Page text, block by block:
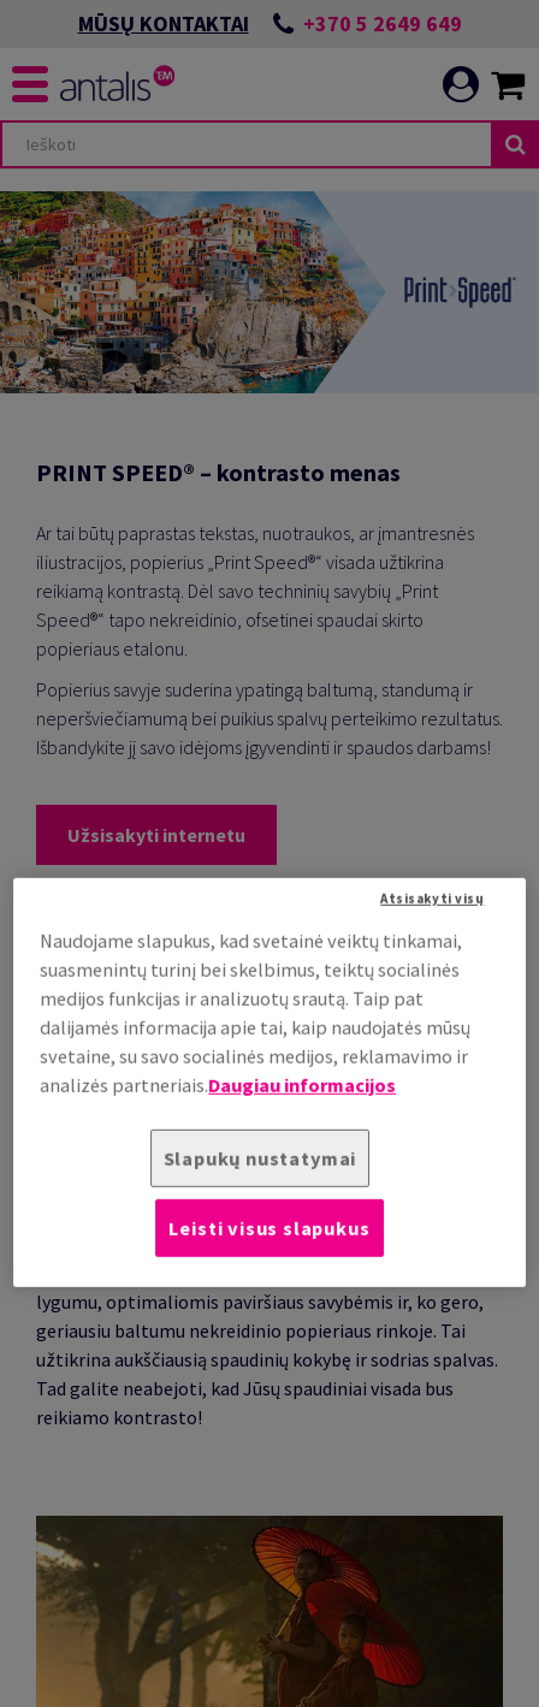
MŪSŲ KONTAKTAI +370 5 2649 649
PRINT SPEED® – kontrasto menas
Ar tai būtų paprastas tekstas, nuotraukos, ar įmantresnės
iliustracijos, popierius „Print Speed®“ visada užtikrina
reikiamą kontrastą. Dėl savo techninių savybių „Print
Speed®“ tapo nekreidinio, ofsetinei spaudai skirto
popieriaus etalonu.
Popierius savyje suderina ypatingą baltumą, standumą ir
neperšviečiamumą bei puikius spalvų perteikimo rezultatus.
Išbandykite jį savo idėjoms įgyvendinti ir spaudos darbams!
Užsisakyti internetu
Kai baltas tampa dar baltesniu
Ypatingos popieriaus „Print Speed®“ kokybės paslaptis –
lygumu, optimaliomis paviršiaus savybėmis ir, ko gero,
geriausiu baltumu nekreidinio popieriaus rinkoje. Tai
užtikrina aukščiausią spaudinių kokybę ir sodrias spalvas.
Tad galite neabejoti, kad Jūsų spaudiniai visada bus
reikiamo kontrasto!
Naudojame slapukus, kad svetainė veiktų tinkamai,
suasmenintų turinį bei skelbimus, teiktų socialinės
medijos funkcijas ir analizuotų srautą. Taip pat
dalijamės informacija apie tai, kaip naudojatės mūsų
svetaine, su savo socialinės medijos, reklamavimo ir
analizės partneriais.Daugiau informacijos
Slapukų nustatymai
Atsisakyti visų
Leisti visus slapukus